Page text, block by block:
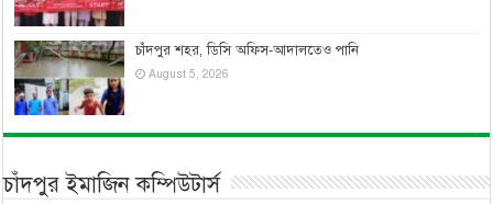
চাঁদপুর শহর, ডিসি অফিস-আদালতেও পানি
August 5, 2026
চাঁদপুর ইমাজিন কম্পিউটার্স